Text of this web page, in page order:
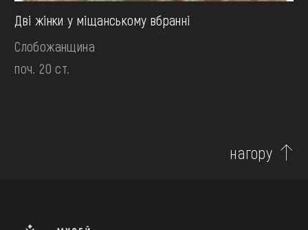
Дві жінки у міщанському вбранні
Слобожанщина
поч. 20 ст.
нагору